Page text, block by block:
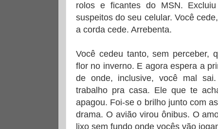
rolos e ficantes do MSN.
suspeitos do seu celular. Você
a corda cede. Arrebenta.
Você cedeu tanto, sem perceber,
flor no inverno. E agora espera a
de onde, inclusive, você mal
trabalho pra casa. Ele que te
apagou. Foi-se o brilho junto com
drama. O avião virou ônibus. O
lixo sem fundo onde vocês vão